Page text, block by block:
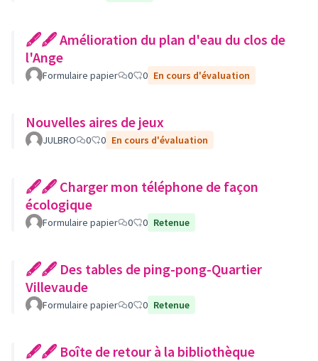
🖋🖋 Amélioration du plan d'eau du clos de
l'Ange
Formulaire papier 0 0 En cours d'évaluation
Nouvelles aires de jeux
JULBRO 0 0 En cours d'évaluation
🖋🖋 Charger mon téléphone de façon
écologique
Formulaire papier 0 0 Retenue
🖋🖋 Des tables de ping-pong-Quartier
Villevaude
Formulaire papier 0 0 Retenue
🖋🖋 Boîte de retour à la bibliothèque